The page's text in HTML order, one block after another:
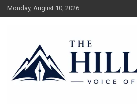
Skip
to
Monday, August 10, 2026